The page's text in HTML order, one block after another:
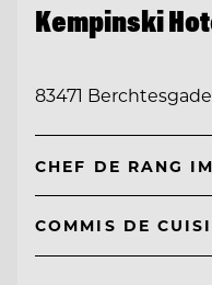
Kempinski
83471
CHEF DE RANG
COMMIS DE